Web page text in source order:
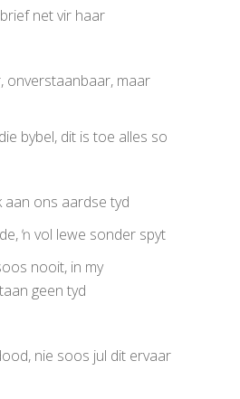
net vir haar
onverstaanbaar, maar
bybel, dit is toe alles so
aan ons aardse tyd
ŉ vol lewe sonder spyt
nooit, in my
geen tyd
nie soos jul dit ervaar